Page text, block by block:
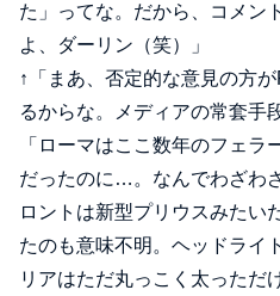
た」ってな。だから、コメン
よ、ダーリン（笑）」
↑「まあ、否定的な意見の方
るからな。メディアの常套手
「ローマはここ数年のフェ
だったのに…。なんでわざわ
ロントは新型プリウスみたい
たのも意味不明。ヘッドライ
リアはただ丸っこく太っただ